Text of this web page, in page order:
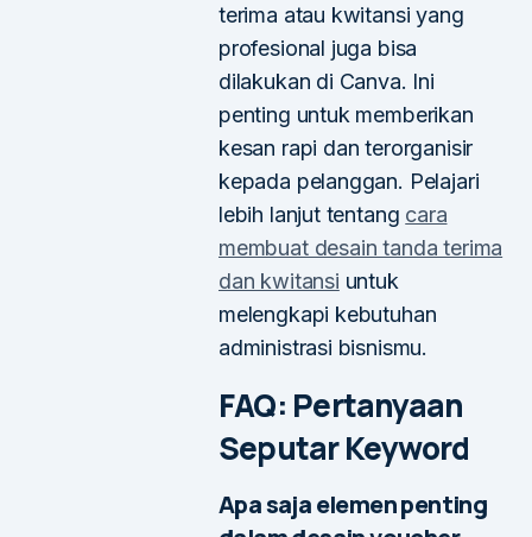
terima atau kwitansi yang
profesional juga bisa
dilakukan di Canva. Ini
penting untuk memberikan
kesan rapi dan terorganisir
kepada pelanggan. Pelajari
lebih lanjut tentang cara
membuat desain tanda terima
dan kwitansi untuk
melengkapi kebutuhan
administrasi bisnismu.
FAQ: Pertanyaan
Seputar Keyword
Apa saja elemen penting